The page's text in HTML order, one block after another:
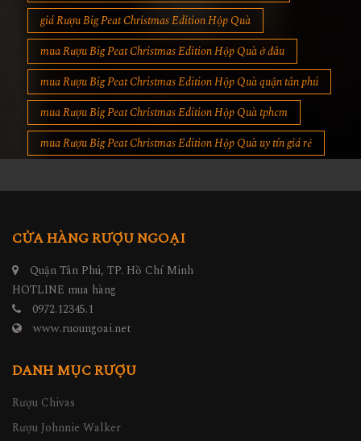
giá Rượu Big Peat Christmas Edition Hộp Quà
mua Rượu Big Peat Christmas Edition Hộp Quà ở đâu
mua Rượu Big Peat Christmas Edition Hộp Quà quận tân phú
mua Rượu Big Peat Christmas Edition Hộp Quà tphcm
mua Rượu Big Peat Christmas Edition Hộp Quà uy tín giá rẻ
CỬA HÀNG RƯỢU NGOẠI
Quận Tân Phú, TP. Hồ Chí Minh
HOTLINE mua hàng
0972.12345.1
www.ruoungoai.net
DANH MỤC RƯỢU
Rượu Chivas
Rượu Johnnie Walker